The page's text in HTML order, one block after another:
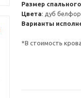
Размер
Цвета: дуб
Варианты
*В стоимость